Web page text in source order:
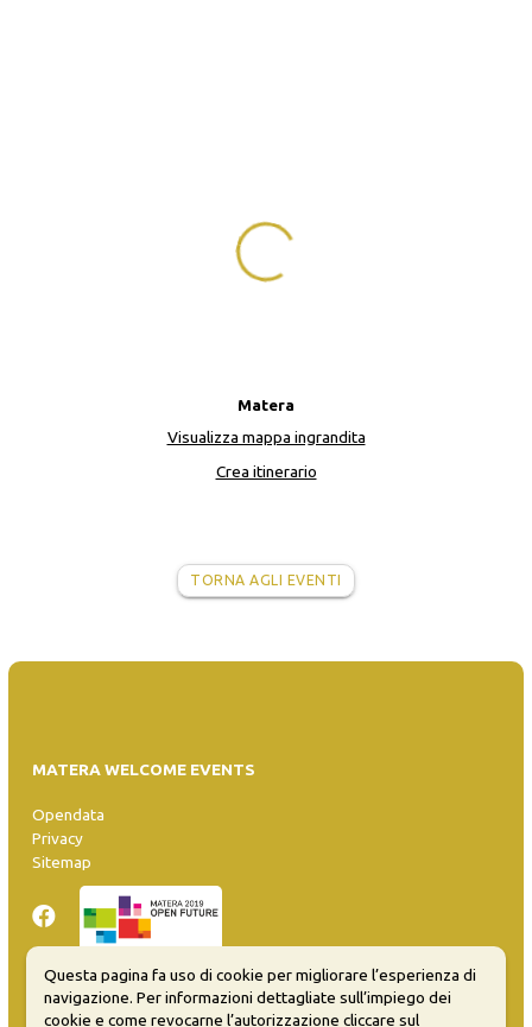
Matera
Visualizza mappa ingrandita
Crea itinerario
TORNA AGLI EVENTI
MATERA WELCOME EVENTS
Opendata
Privacy
Sitemap
Inserisci evento
Questa pagina fa uso di cookie per migliorare l’esperienza di
navigazione. Per informazioni dettagliate sull’impiego dei
cookie e come revocarne l’autorizzazione cliccare sul